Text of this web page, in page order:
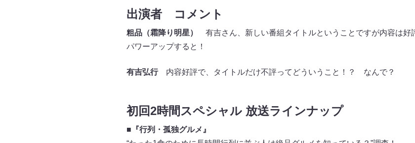
出演者 コメント
粗品（霜降り明星） 有吉さん、新しい番組タイトルということですが内容は
パワーアップすると！
有吉弘行 内容好評で、タイトルだけ不評ってどういうこと！？ なんで？
初回2時間スペシャル 放送ラインナップ
■『行列・孤独グルメ』